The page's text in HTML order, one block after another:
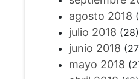
agosto 2018
julio 2018 (28)
junio 2018
mayo 2018